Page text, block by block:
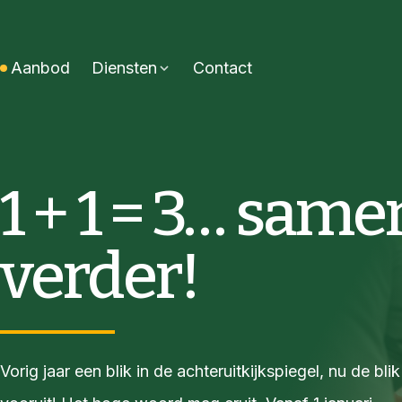
Aanbod Diensten Contact
1 + 1 = 3…
verder!
Vorig jaar een blik in de achteruitkijkspiegel, nu de blik